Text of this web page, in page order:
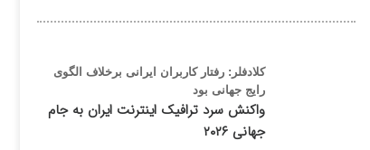
کلادفلر: رفتار کاربران ایرانی برخلاف الگوی
رایج جهانی بود
واکنش سرد ترافیک اینترنت ایران به جام
جهانی ۲۰۲۶